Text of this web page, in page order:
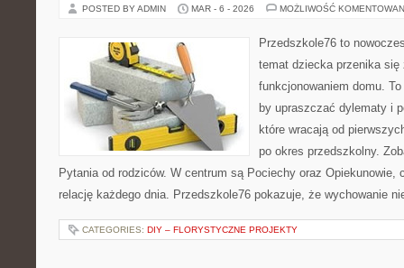
POSTED BY ADMIN MAR - 6 - 2026 MOŻLIWOŚĆ
Przedszkole76 to
temat dziecka przenika
funkcjonowaniem domu.
by upraszczać dylematy i
które wracają od
po okres przedszkolny.
Pytania od rodziców. W centrum są Pociechy oraz Opiekunowie,
relację każdego dnia. Przedszkole76 pokazuje, że wychowanie
CATEGORIES: DIY – FLORYSTYCZNE PROJEKTY